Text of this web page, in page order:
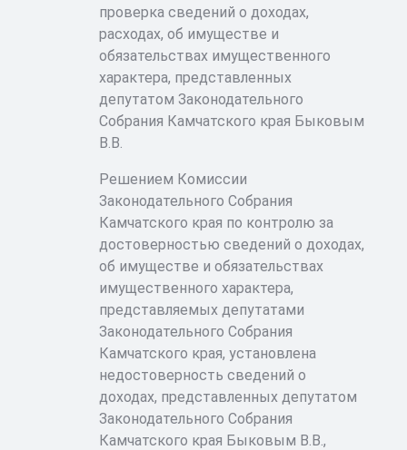
проверка сведений о доходах,
расходах, об имуществе и
обязательствах имущественного
характера, представленных
депутатом Законодательного
Собрания Камчатского края Быковым
В.В.
Решением Комиссии
Законодательного Собрания
Камчатского края по контролю за
достоверностью сведений о доходах,
об имуществе и обязательствах
имущественного характера,
представляемых депутатами
Законодательного Собрания
Камчатского края, установлена
недостоверность сведений о
доходах, представленных депутатом
Законодательного Собрания
Камчатского края Быковым В.В.,